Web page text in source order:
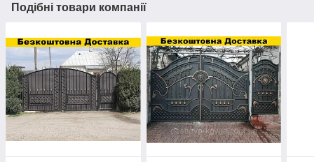
Подібні товари компанії